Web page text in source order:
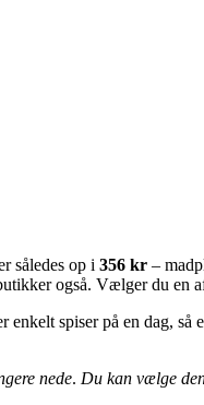
således op i 356 kr –
også. Vælger du
spiser på en dag,
nede. Du kan vælge